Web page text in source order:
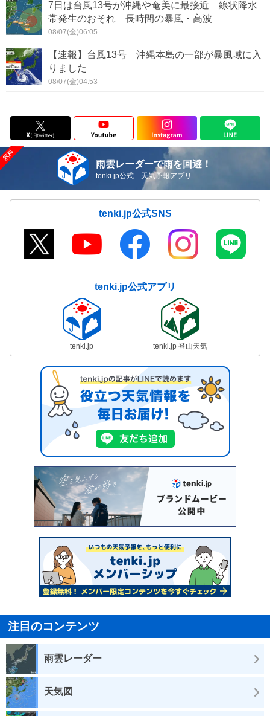
7日は台風13号が沖縄や奄美に最接近 線状降水
帯発生のおそれ 長時間の暴風・高波
08/07(金)06:05
【速報】台風13号 沖縄本島の一部が暴風域に入
りました
08/07(金)04:53
雨雲レーダーで雨を回避！
tenki.jp公式 天気予報アプリ
tenki.jp公式SNS
tenki.jp公式アプリ
tenki.jp tenki.jp 登山天気
注目のコンテンツ
雨雲レーダー
天気図